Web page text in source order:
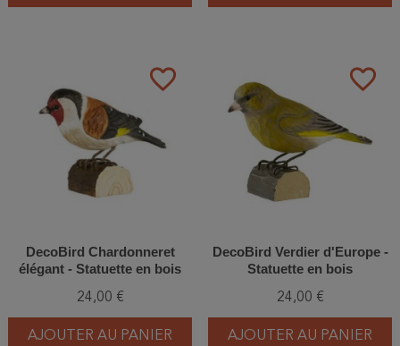
favorite_border
DecoBird Chardonneret
élégant - Statuette en bois
24,00 €
AJOUTER AU PANIER
favorite_border
DecoBird Verdier d'Europe -
Statuette en bois
24,00 €
AJOUTER AU PANIER